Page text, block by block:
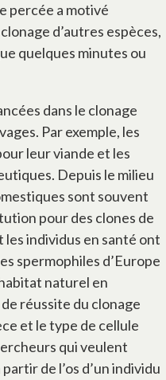
percée a motivé
d’autres espèces,
quelques minutes ou
dans le clonage
Par exemple, les
leur viande et les
Depuis le milieu
sont souvent
pour des clones de
les individus en santé ont
spermophiles d’Europe
naturel en
de réussite du clonage
et le type de cellule
qui veulent
de l’os d’un individu